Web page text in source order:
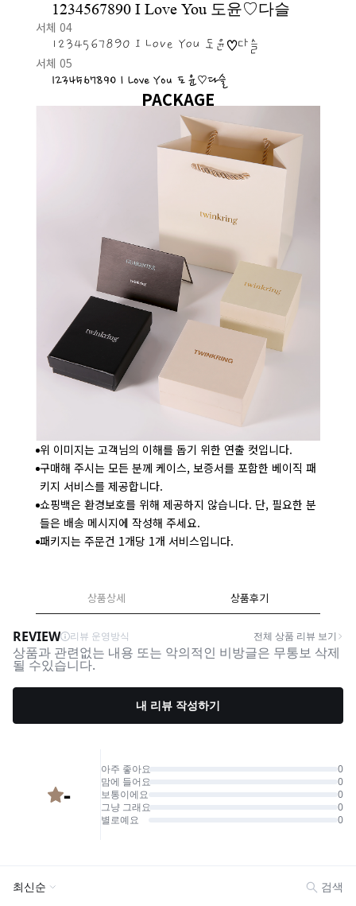
1234567890 I Love You 도윤♡다슬
서체 04
1234567890 I Love You 도윤♡다슬
서체 05
1234567890 I Love You 도윤♡다슬
PACKAGE
위 이미지는 고객님의 이해를 돕기 위한 연출 컷입니다.
구매해 주시는 모든 분께 케이스, 보증서를 포함한 베이직 패
키지 서비스를 제공합니다.
쇼핑백은 환경보호를 위해 제공하지 않습니다. 단, 필요한 분
들은 배송 메시지에 작성해 주세요.
패키지는 주문건 1개당 1개 서비스입니다.
상품상세 상품후기